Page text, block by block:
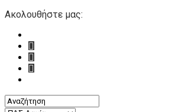
Ακολουθήστε μας: